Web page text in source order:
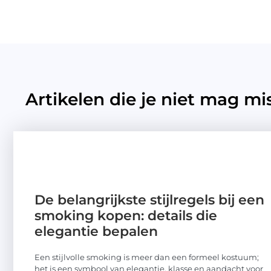
Artikelen die je niet mag
De belangrijkste stijlregels bij een
smoking kopen: details die
elegantie bepalen
Een stijlvolle smoking is meer dan een formeel kostuum;
het is een symbool van elegantie, klasse en aandacht voor